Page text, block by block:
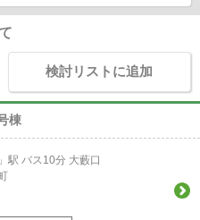
検討リストに追加
棟
駅 バス10分 大藪口